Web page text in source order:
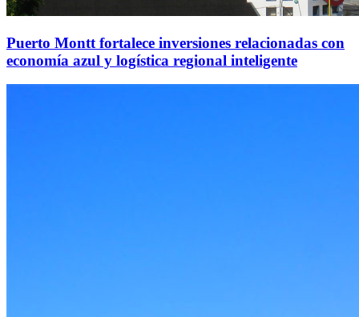
Puerto Montt fortalece inversiones relacionadas con
economía azul y logística regional inteligente